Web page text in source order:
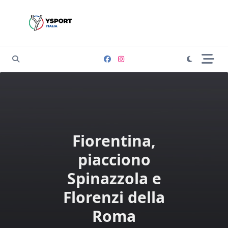
Fiorentina,
piacciono
Spinazzola e
Florenzi della
Roma